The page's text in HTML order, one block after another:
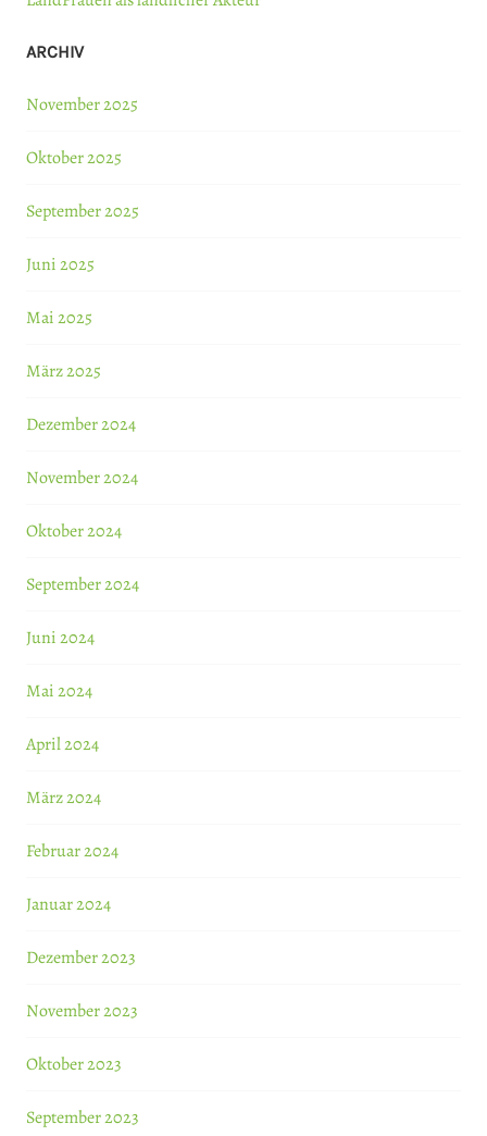
ARCHIV
November 2025
Oktober 2025
September 2025
Juni 2025
Mai 2025
März 2025
Dezember 2024
November 2024
Oktober 2024
September 2024
Juni 2024
Mai 2024
April 2024
März 2024
Februar 2024
Januar 2024
Dezember 2023
November 2023
Oktober 2023
September 2023